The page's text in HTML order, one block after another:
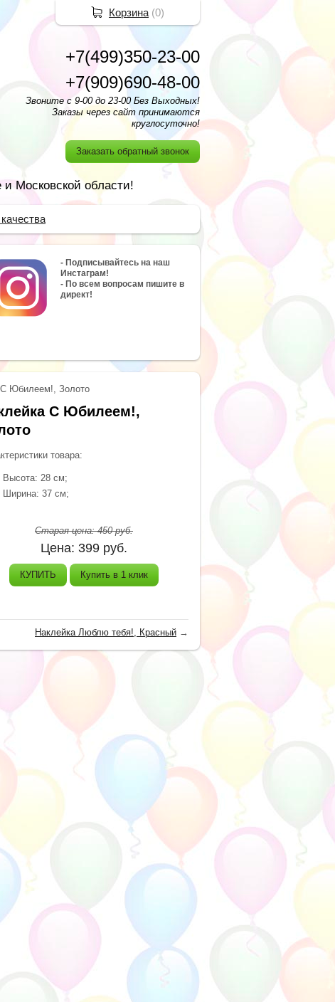
+7(499)350-23-00
+7(909)690-48-00
Звоните с 9-00 до 23-00 Без Выходных!
Заказы через сайт принимаются
круглосуточно!
Заказать обратный звонок
Московской области!
- Подписывайтесь на наш
Инстаграм!
- По всем вопросам пишите в
директ!
С Юбилеем!, Золото
С Юбилеем!,
товара:
Высота: 28 см;
Ширина: 37 см;
Старая цена:450руб.
Цена: 399 руб.
КУПИТЬ Купить в 1 клик
Наклейка Люблю тебя!, Красный →
Корзина (0)